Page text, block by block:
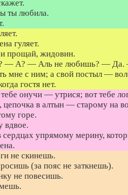
ты любила.
гуляет.
прощай, жидовин.
— А? — Аль не любишь? — Да.
мне с ним; а свой постыл —
гостя нет.
онучи — утрися; вот тебе
в алтын — старому на
горе.
вдвое.
упрямому мерину,
не скинешь.
(за пояс не заткнешь).
не повесишь.